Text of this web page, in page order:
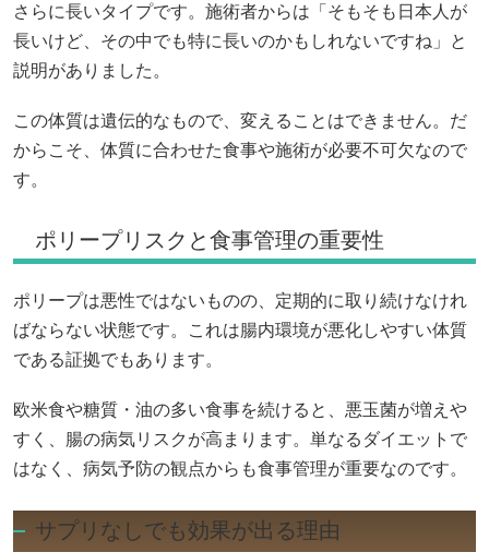
さらに長いタイプです。施術者からは「そもそも日本人が
長いけど、その中でも特に長いのかもしれないですね」と
説明がありました。
この体質は遺伝的なもので、変えることはできません。だ
からこそ、体質に合わせた食事や施術が必要不可欠なので
す。
ポリープリスクと食事管理の重要性
ポリープは悪性ではないものの、定期的に取り続けなけれ
ばならない状態です。これは腸内環境が悪化しやすい体質
である証拠でもあります。
欧米食や糖質・油の多い食事を続けると、悪玉菌が増えや
すく、腸の病気リスクが高まります。単なるダイエットで
はなく、病気予防の観点からも食事管理が重要なのです。
サプリなしでも効果が出る理由